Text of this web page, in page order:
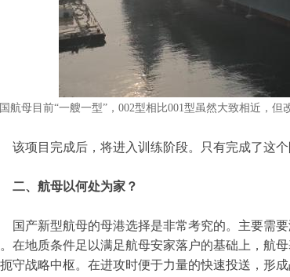
航母目前“一艘一型”，002型相比001型虽然大致相近，
该项目完成后，将进入训练阶段。只有完成了这
二、航母以何处为家？
国产新型航母的母港选择是非常考究的。主要需
在地质条件足以满足航母安家落户的基础上，航
守战略中枢。在进攻时便于力量的快速投送，形